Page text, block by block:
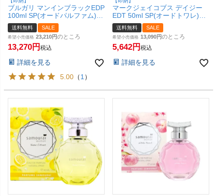
ブルガリ マンインブラックEDP
100ml SP(オードパルファム)
【香水】 【宅配便送料無料】
(6015306)
送料無料 SALE
希望小売価格 23,210 のところ
13,270 税込
詳細を見る
5.00 （1）
マークジェイコブス デイジー
EDT 50ml SP(オードトワレ)
【香水】【宅配便送料無料】
(6005729)
送料無料 SALE
希望小売価格 13,090 のところ
5,642 税込
詳細を見る